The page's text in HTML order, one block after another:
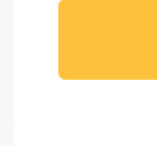
товарів для